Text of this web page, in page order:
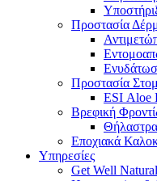
Προστασία
Προστασία
ESI Αloe
Βρεφική
Εποχιακά
Υπηρεσίες
Get Well